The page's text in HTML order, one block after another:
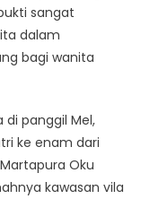
sangat
dalam
bagi wanita
di panggil Mel,
ke enam dari
Oku
kawasan vila